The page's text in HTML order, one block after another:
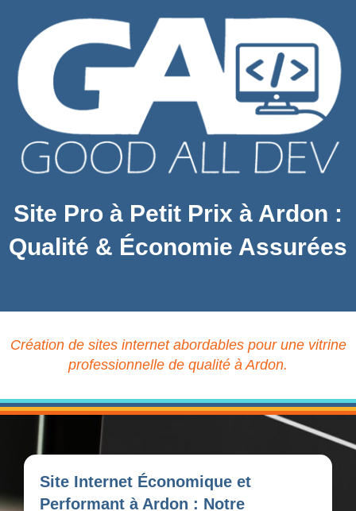
Site Pro à Petit Prix à Ardon :
Qualité & Économie Assurées
Création de sites internet abordables pour une vitrine
professionnelle de qualité à Ardon.
Site Internet Économique et
Performant à Ardon : Notre